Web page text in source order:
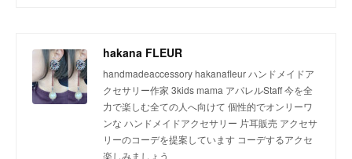
hakana FLEUR
handmadeaccessory hakanafleur ハンドメイドア
クセサリー作家 3kids mama アパレルStaff 今を全
力で楽しむ全ての人へ向けて 個性的でオンリーワ
ンな ハンドメイドアクセサリー 片耳販売 アクセサ
リーのコーデを提案しています コーデするアクセ
楽しみましょう